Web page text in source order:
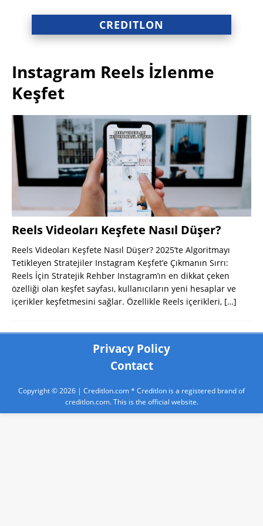
CREDITLON
Instagram Reels İzlenme
Keşfet
Reels Videoları Keşfete Nasıl Düşer?
Reels Videoları Keşfete Nasıl Düşer? 2025’te Algoritmayı
Tetikleyen Stratejiler Instagram Keşfet’e Çıkmanın Sırrı:
Reels İçin Stratejik Rehber Instagram’ın en dikkat çeken
özelliği olan keşfet sayfası, kullanıcıların yeni hesaplar ve
içerikler keşfetmesini sağlar. Özellikle Reels içerikleri, […]
Privacy Policy
Contact
Copyright © 2026 | Creditlon.com* Creditlon is a registered brand of
creditlon.com. This is the official website.